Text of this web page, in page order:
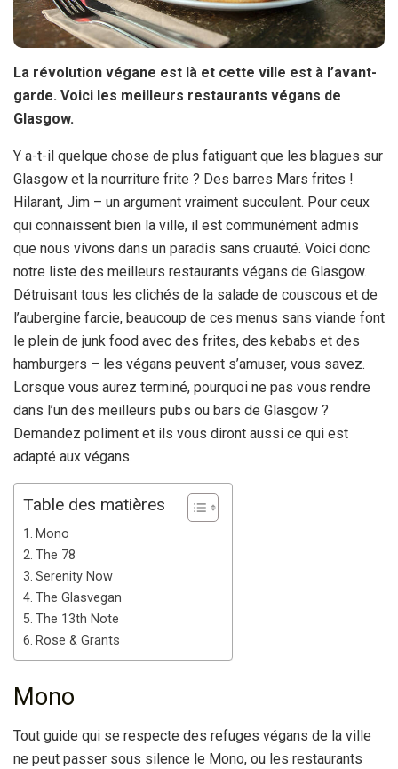
La révolution végane est là et cette ville est à l’avant-
garde. Voici les meilleurs restaurants végans de
Glasgow.
Y a-t-il quelque chose de plus fatiguant que les blagues sur
Glasgow et la nourriture frite ? Des barres Mars frites !
Hilarant, Jim – un argument vraiment succulent. Pour ceux
qui connaissent bien la ville, il est communément admis
que nous vivons dans un paradis sans cruauté. Voici donc
notre liste des meilleurs restaurants végans de Glasgow.
Détruisant tous les clichés de la salade de couscous et de
l’aubergine farcie, beaucoup de ces menus sans viande font
le plein de junk food avec des frites, des kebabs et des
hamburgers – les végans peuvent s’amuser, vous savez.
Lorsque vous aurez terminé, pourquoi ne pas vous rendre
dans l’un des meilleurs pubs ou bars de Glasgow ?
Demandez poliment et ils vous diront aussi ce qui est
adapté aux végans.
Table des matières
Mono
The 78
Serenity Now
The Glasvegan
The 13th Note
Rose & Grants
Mono
Tout guide qui se respecte des refuges végans de la ville
ne peut passer sous silence le Mono, ou les restaurants